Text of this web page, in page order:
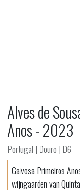
Alves de
Anos - 2023
Portugal | Douro | D6
Gaivosa Primeiros
wijngaarden van